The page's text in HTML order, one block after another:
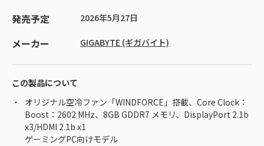
発売予定 2026年5月27日
メーカー GIGABYTE (ギガバイト)
この製品について
オリジナル空冷ファン「WINDFORCE」搭載、Core Clock：
Boost：2602 MHz、8GB GDDR7 メモリ、DisplayPort 2.1b
x3/HDMI 2.1b x1
ゲーミングPC向けモデル